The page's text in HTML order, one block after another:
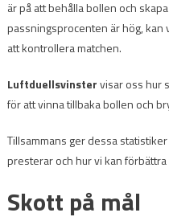
är på att behålla bollen och
passningsprocenten är hög, kan
att kontrollera matchen.
Luftduellsvinstervisar oss hur
för att vinna tillbaka bollen och
Tillsammans ger dessa
presterar och hur vi kan
Skott på mål